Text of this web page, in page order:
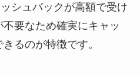
シュバックが高額で受け
要なため確実にキャッ
るのが特徴です。